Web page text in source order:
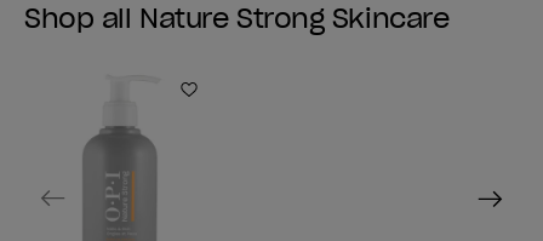
Shop all Nature Strong Skincare
Zur Wunschliste hinzufügen
Previous Next